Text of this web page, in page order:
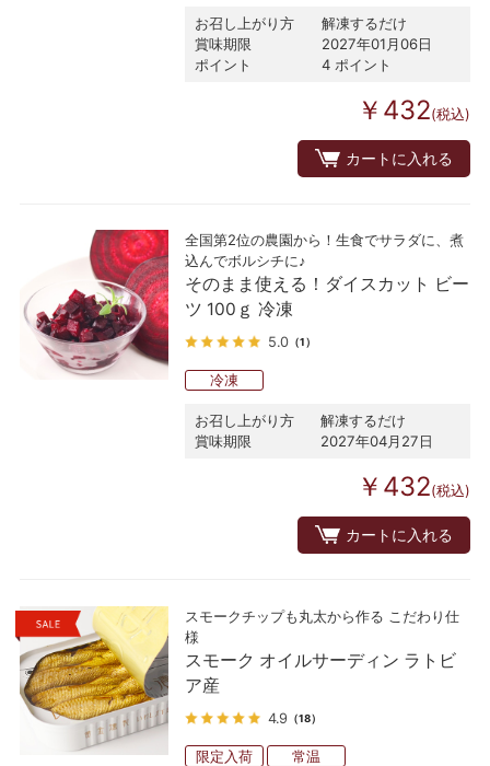
お召し上がり方
解凍するだけ
賞味期限
2027年01月06日
ポイント
4 ポイント
￥432(税込)
カートに入れる
全国第2位の農園から！生食でサラダに、煮
込んでボルシチに♪
そのまま使える！ダイスカット ビー
ツ 100ｇ 冷凍
5.0 （1）
冷凍
お召し上がり方
解凍するだけ
賞味期限
2027年04月27日
￥432(税込)
カートに入れる
スモークチップも丸太から作る こだわり仕
様
スモーク オイルサーディン ラトビ
ア産
4.9 （18）
限定入荷 常温